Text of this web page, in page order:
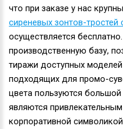
что при заказе у нас
сиреневых зонтов-тростей
осуществляется
производственную базу,
тиражи доступных
подходящих для промо-
цвета пользуются
являются
корпоративной